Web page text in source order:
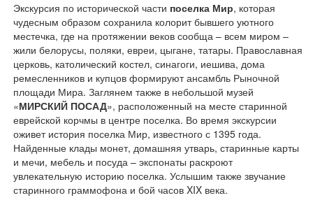
Экскурсия по исторической части поселка Мир, которая
чудесным образом сохранила колорит бывшего уютного
местечка, где на протяжении веков сообща – всем миром –
жили белорусы, поляки, евреи, цыгане, татары. Православная
церковь, католический костел, синагоги, иешива, дома
ремесленников и купцов формируют ансамбль Рыночной
площади Мира. Заглянем также в небольшой музей
«МИРСКИЙ ПОСАД», расположенный на месте старинной
еврейской корчмы в центре поселка. Во время экскурсии
оживет история поселка Мир, известного с 1395 года.
Найденные клады монет, домашняя утварь, старинные карты
и мечи, мебель и посуда – экспонаты раскроют
увлекательную историю поселка. Услышим также звучание
старинного граммофона и бой часов XIX века.